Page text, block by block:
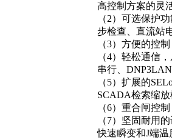
高控制方案的灵
（2）可选保护
步检查、直流站
（3）方便的控
（4）轻松通信
串行、
（5）扩展的
SCADA检索缩
（6）重合闸控
（7）坚固耐用
快速瞬变和J端